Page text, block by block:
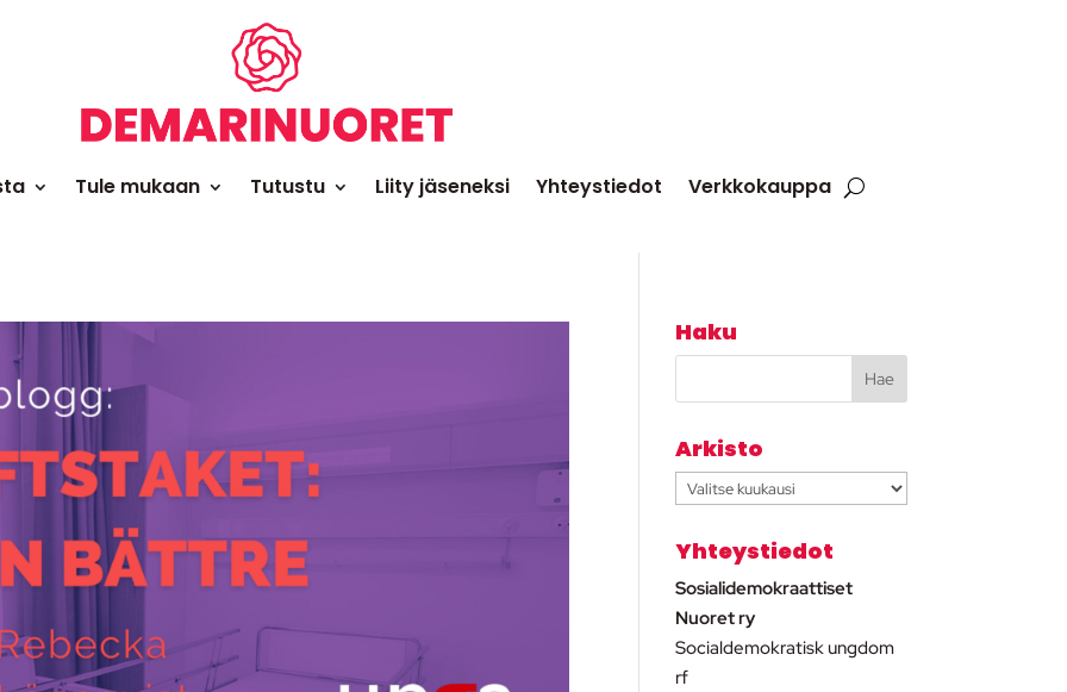
Tule mukaan Tutustu Liity jäseneksi Yhteystiedot Verkkokauppa
Haku
Arkisto
Arkisto
Yhteystiedot
Sosialidemokraattiset
Nuoret ry
Socialdemokratisk ungdom
rf